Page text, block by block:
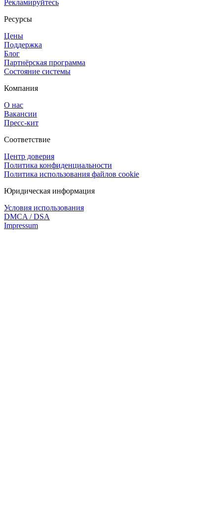
Рекламируйтесь
Ресурсы
Цены
Поддержка
Блог
Партнёрская программа
Состояние системы
Компания
О нас
Вакансии
Пресс-кит
Соответствие
Центр доверия
Политика конфиденциальности
Политика использования файлов cookie
Юридическая информация
Условия использования
DMCA / DSA
Impressum